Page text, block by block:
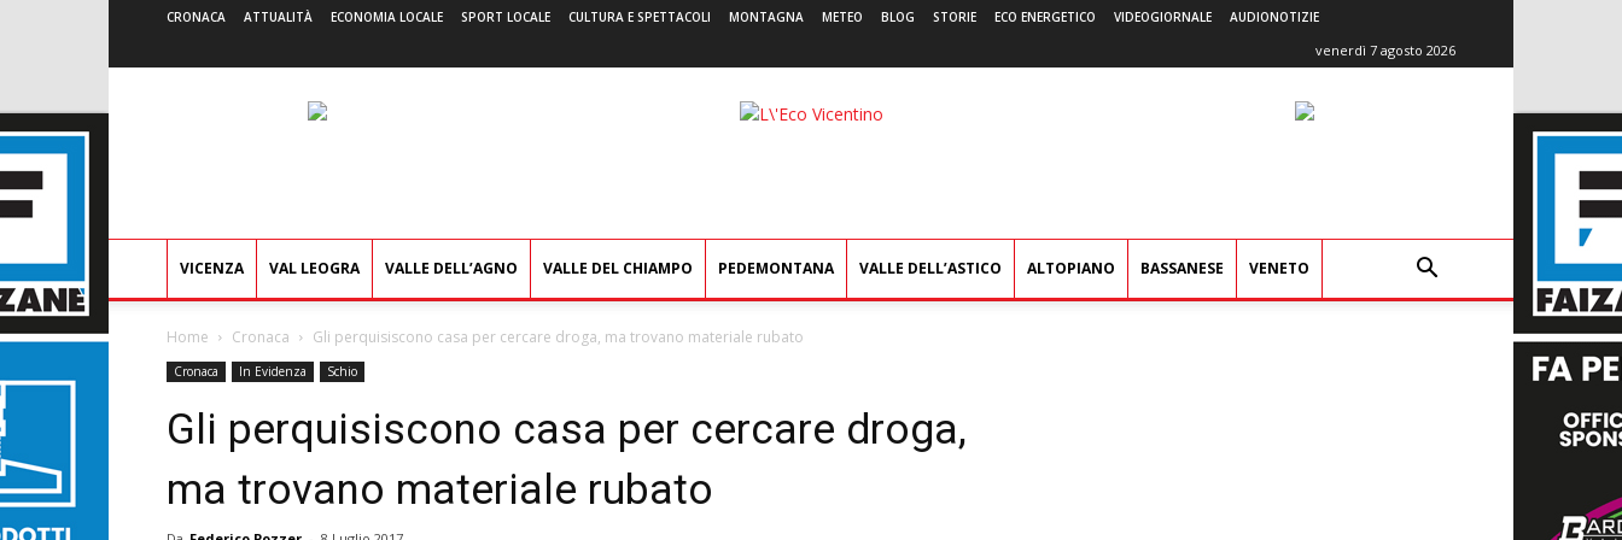
CRONACA ATTUALITÀ ECONOMIA LOCALE SPORT LOCALE CULTURA E SPETTACOLI MONTAGNA METEO BLOG STORIE ECO ENERGETICO VIDEOGIORNALE AUDIONOTIZIE
venerdì 7 agosto 2026
L'Eco
VICENZA VAL LEOGRA VALLE DELL’AGNO VALLE DEL CHIAMPO PEDEMONTANA VALLE DELL’ASTICO ALTOPIANO BASSANESE VENETO
Home Cronaca Gli perquisiscono casa per cercare droga, ma trovano materiale rubato
Cronaca In Evidenza Schio
Gli perquisiscono casa per cercare droga,
ma trovano materiale rubato